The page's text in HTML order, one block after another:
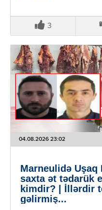
3
04.08.2026 23:02
Marneulidə Uşaq
saxta ət tədarük
kimdir? | İllərdir
gəlirmiş...